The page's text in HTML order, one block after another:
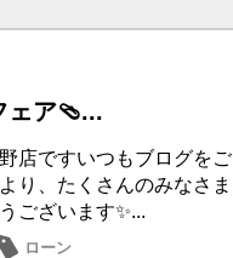
ェア🩴...
店ですいつもブログをご
り、たくさんのみなさま
ございます✨...
ローン